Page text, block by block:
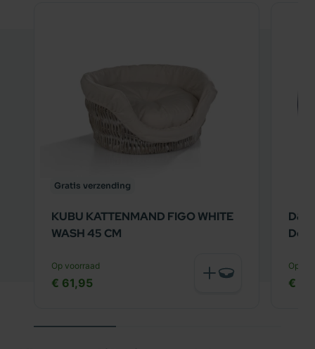
Gratis verzending
KUBU KATTENMAND FIGO WHITE
WASH 45 CM
Op voorraad
€ 61,95
Op
€